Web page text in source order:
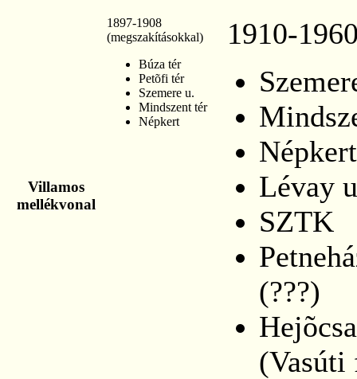
Villamos
mellékvonal
1897-1908
(megszakításokkal)
Búza tér
Petõfi tér
Szemere u.
Mindszent tér
Népkert
1910-
Népkert
Lévay
SZTK
(???)